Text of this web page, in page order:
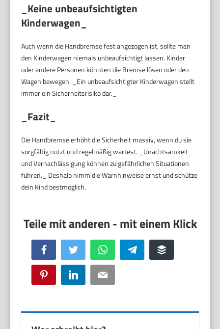
_Keine unbeaufsichtigten
Kinderwagen_
Auch wenn die Handbremse fest angezogen ist, sollte man
den Kinderwagen niemals unbeaufsichtigt lassen. Kinder
oder andere Personen könnten die Bremse lösen oder den
Wagen bewegen. _Ein unbeaufsichtigter Kinderwagen stellt
immer ein Sicherheitsrisiko dar._
_Fazit_
Die Handbremse erhöht die Sicherheit massiv, wenn du sie
sorgfältig nutzt und regelmäßig wartest. _Unachtsamkeit
und Vernachlässigung können zu gefährlichen Situationen
führen._ Deshalb nimm die Warnhinweise ernst und schütze
dein Kind bestmöglich.
Facebook Twitter WhatsApp Telegram Buffer
Pinterest LinkedIn Email